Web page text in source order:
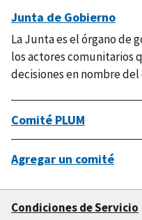
Junta de Gobierno
La Junta es el órgano de
los actores comunitarios
decisiones en nombre del
Comité PLUM
Agregar un comité
Condiciones de Servicio